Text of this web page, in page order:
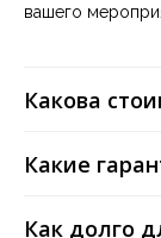
вашего
Какова
Какие
Как долго
ОГРНИП